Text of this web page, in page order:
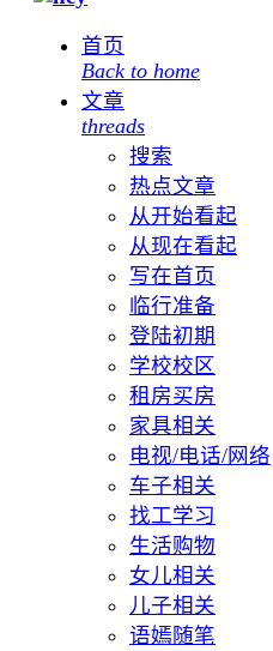
首页
Back to home
文章
threads
搜索
热点文章
从开始看起
从现在看起
写在首页
临行准备
登陆初期
学校校区
租房买房
家具相关
电视/电话/网络
车子相关
找工学习
生活购物
女儿相关
儿子相关
语嫣随笔